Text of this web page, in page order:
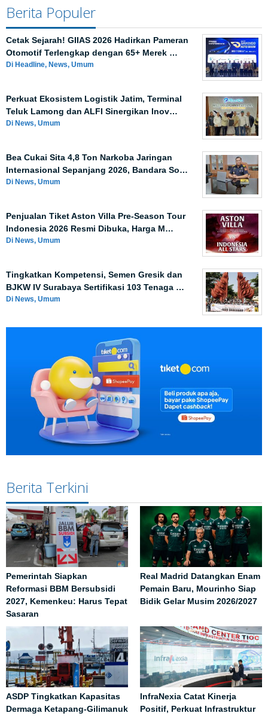
Berita Populer
Cetak Sejarah! GIIAS 2026 Hadirkan Pameran
Otomotif Terlengkap dengan 65+ Merek …
Di Headline, News, Umum
Perkuat Ekosistem Logistik Jatim, Terminal
Teluk Lamong dan ALFI Sinergikan Inov…
Di News, Umum
Bea Cukai Sita 4,8 Ton Narkoba Jaringan
Internasional Sepanjang 2026, Bandara So…
Di News, Umum
Penjualan Tiket Aston Villa Pre-Season Tour
Indonesia 2026 Resmi Dibuka, Harga M…
Di News, Umum
Tingkatkan Kompetensi, Semen Gresik dan
BJKW IV Surabaya Sertifikasi 103 Tenaga …
Di News, Umum
Berita Terkini
Pemerintah Siapkan
Reformasi BBM Bersubsidi
2027, Kemenkeu: Harus Tepat
Sasaran
Real Madrid Datangkan Enam
Pemain Baru, Mourinho Siap
Bidik Gelar Musim 2026/2027
ASDP Tingkatkan Kapasitas
Dermaga Ketapang-Gilimanuk
InfraNexia Catat Kinerja
Positif, Perkuat Infrastruktur